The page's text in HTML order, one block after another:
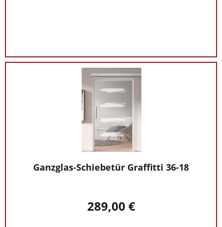
Ganzglas-Schiebetür Graffitti 36-18
289,00 €